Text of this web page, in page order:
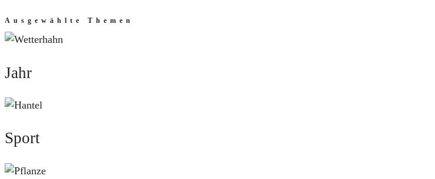
Ausgewählte Themen
Jahr
Jahr
Sport
Sport
Natur